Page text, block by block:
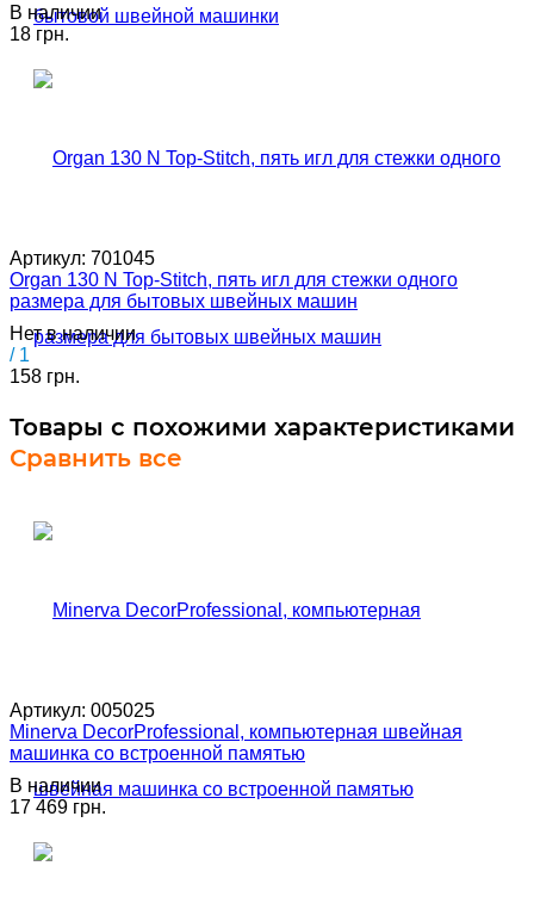
В наличии
18 грн.
Артикул: 701045
Organ 130 N Top-Stitch, пять игл для стежки одного
размера для бытовых швейных машин
Нет в наличии
/ 1
158 грн.
Товары с похожими характеристиками
Сравнить все
Артикул: 005025
Minerva DecorProfessional, компьютерная швейная
машинка со встроенной памятью
В наличии
17 469 грн.